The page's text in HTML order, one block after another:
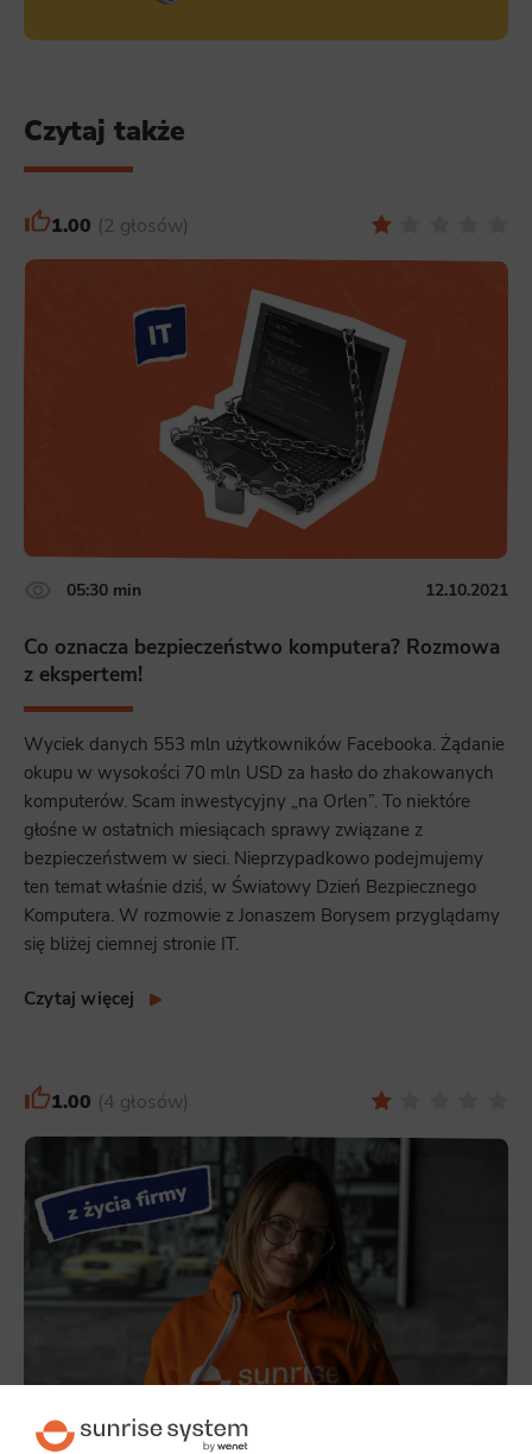
Czytaj także
1.00 2 głosów
05:30 min 12.10.2021
Co oznacza bezpieczeństwo komputera? Rozmowa
z ekspertem!
Wyciek danych 553 mln użytkowników Facebooka. Żądanie
okupu w wysokości 70 mln USD za hasło do zhakowanych
komputerów. Scam inwestycyjny „na Orlen”. To niektóre
głośne w ostatnich miesiącach sprawy związane z
bezpieczeństwem w sieci. Nieprzypadkowo podejmujemy
ten temat właśnie dziś, w Światowy Dzień Bezpiecznego
Komputera. W rozmowie z Jonaszem Borysem przyglądamy
się bliżej ciemnej stronie IT.
Czytaj więcej
1.00 4 głosów